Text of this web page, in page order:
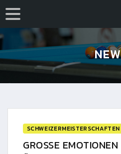
SCHWEIZERMEISTERSCHAFTEN
GROSSE